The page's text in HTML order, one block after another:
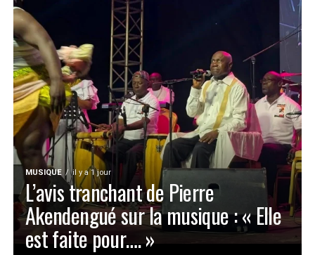
MUSIQUE il y a 1 jour
L’avis tranchant de Pierre
Akendengué sur la musique : « Elle
est faite pour…. »